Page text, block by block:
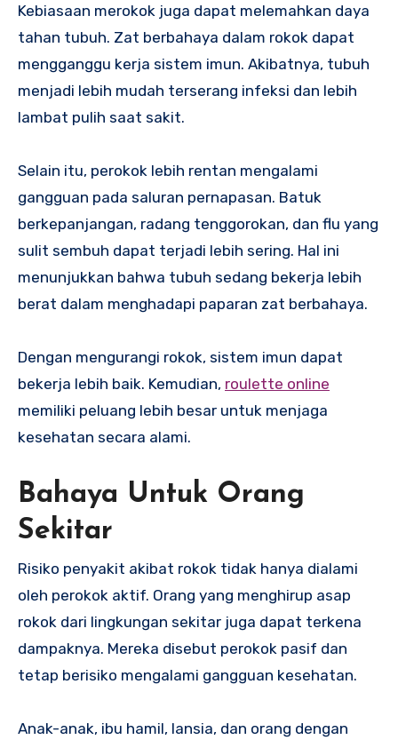
Kebiasaan merokok juga dapat melemahkan daya
tahan tubuh. Zat berbahaya dalam rokok dapat
mengganggu kerja sistem imun. Akibatnya, tubuh
menjadi lebih mudah terserang infeksi dan lebih
lambat pulih saat sakit.
Selain itu, perokok lebih rentan mengalami
gangguan pada saluran pernapasan. Batuk
berkepanjangan, radang tenggorokan, dan flu yang
sulit sembuh dapat terjadi lebih sering. Hal ini
menunjukkan bahwa tubuh sedang bekerja lebih
berat dalam menghadapi paparan zat berbahaya.
Dengan mengurangi rokok, sistem imun dapat
bekerja lebih baik. Kemudian, roulette online
memiliki peluang lebih besar untuk menjaga
kesehatan secara alami.
Bahaya Untuk Orang
Sekitar
Risiko penyakit akibat rokok tidak hanya dialami
oleh perokok aktif. Orang yang menghirup asap
rokok dari lingkungan sekitar juga dapat terkena
dampaknya. Mereka disebut perokok pasif dan
tetap berisiko mengalami gangguan kesehatan.
Anak-anak, ibu hamil, lansia, dan orang dengan